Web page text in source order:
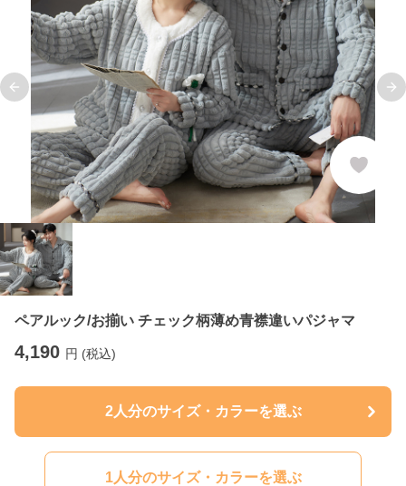
Previous slide
ペアルック/お揃い チェック柄薄め青襟違いパジャマ
4,190 円 (税込)
2人分のサイズ・カラーを選ぶ
1人分のサイズ・カラーを選ぶ